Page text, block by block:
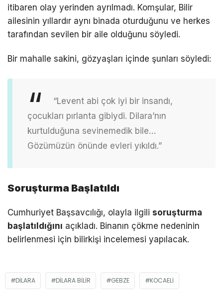
itibaren olay yerinden ayrılmadı. Komşular, Bilir
ailesinin yıllardır aynı binada oturduğunu ve herkes
tarafından sevilen bir aile olduğunu söyledi.
Bir mahalle sakini, gözyaşları içinde şunları söyledi:
“Levent abi çok iyi bir insandı,
çocukları pırlanta gibiydi. Dilara’nın
kurtulduğuna sevinemedik bile…
Gözümüzün önünde evleri yıkıldı.”
Soruşturma Başlatıldı
Cumhuriyet Başsavcılığı, olayla ilgili soruşturma
başlatıldığını açıkladı. Binanın çökme nedeninin
belirlenmesi için bilirkişi incelemesi yapılacak.
DILARA DILARA BILIR GEBZE KOCAELI